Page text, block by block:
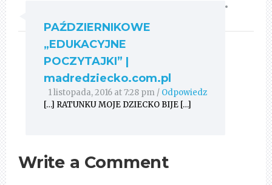
PAŹDZIERNIKOWE
„EDUKACYJNE
POCZYTAJKI” |
madredziecko.com.pl
1 listopada, 2016 at 7:28 pm / Odpowiedz
[…] RATUNKU MOJE DZIECKO BIJE […]
Write a Comment